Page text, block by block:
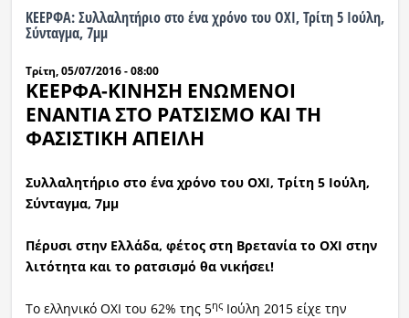
ΚΕΕΡΦΑ: Συλλαλητήριο στο ένα χρόνο του ΟΧΙ, Τρίτη 5 Ιούλη,
Σύνταγμα, 7μμ
Τρίτη, 05/07/2016 - 08:00
ΚΕΕΡΦΑ-ΚΙΝΗΣΗ ΕΝΩΜΕΝΟΙ
ΕΝΑΝΤΙΑ ΣΤΟ ΡΑΤΣΙΣΜΟ ΚΑΙ ΤΗ
ΦΑΣΙΣΤΙΚΗ ΑΠΕΙΛΗ
Συλλαλητήριο στο ένα χρόνο του ΟΧΙ, Τρίτη 5 Ιούλη,
Σύνταγμα, 7μμ
Πέρυσι στην Ελλάδα, φέτος στη Βρετανία το ΟΧΙ στην
λιτότητα και το ρατσισμό θα νικήσει!
Το ελληνικό ΟΧΙ του 62% της 5ηςΙούλη 2015 είχε την